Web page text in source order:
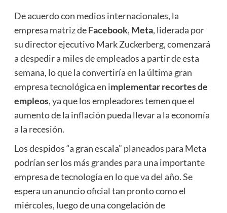
De acuerdo con medios internacionales, la
empresa matriz deFacebook, Meta, liderada por
su director ejecutivo Mark Zuckerberg, comenzará
a despedir a miles de empleados a partir de esta
semana, lo que la convertiría en la última gran
empresa tecnológica en implementar recortes de
empleos, ya que los empleadores temen que el
aumento de la inflación pueda llevar a la economía
a la recesión.
Los despidos “a gran escala” planeados para Meta
podrían ser los más grandes para una importante
empresa de tecnología en lo que va del año. Se
espera un anuncio oficial tan pronto como el
miércoles, luego de una congelación de